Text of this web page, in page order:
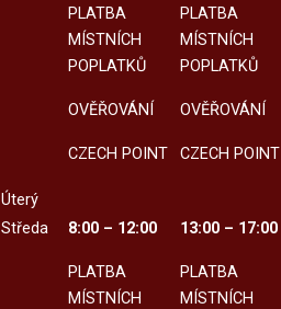
PLATBA
MÍSTNÍCH
POPLATKŮ
OVĚŘOVÁNÍ
CZECH POINT
PLATBA
MÍSTNÍCH
POPLATKŮ
OVĚŘOVÁNÍ
CZECH POINT
Úterý
Středa
8:00 – 12:00
PLATBA
MÍSTNÍCH
13:00 – 17:00
PLATBA
MÍSTNÍCH